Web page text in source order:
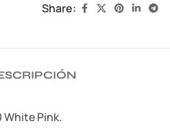
Share:
White Pink.